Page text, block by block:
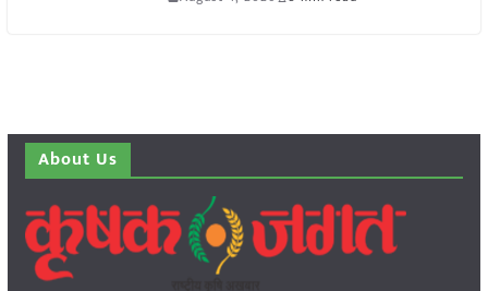
About Us